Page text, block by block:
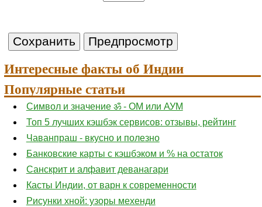
Интересные факты об Индии
Популярные статьи
Символ и значение ॐ - ОМ или АУМ
Топ 5 лучших кэшбэк сервисов: отзывы, рейтинг
Чаванпраш - вкусно и полезно
Банковские карты с кэшбэком и % на остаток
Санскрит и алфавит деванагари
Касты Индии, от варн к современности
Рисунки хной: узоры мехенди